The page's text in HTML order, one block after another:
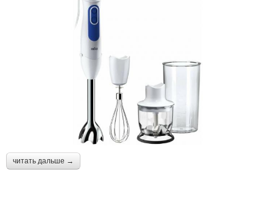
читать дальше →